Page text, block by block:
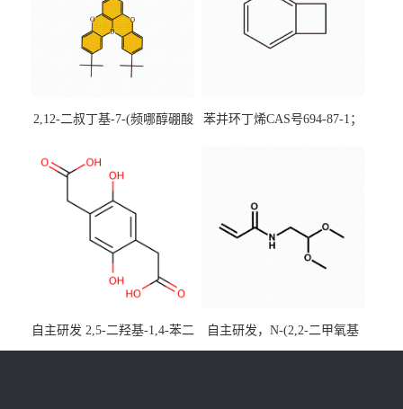
2,12-二叔丁基-7-(频哪醇硼酸
[3,2,1-de]蒽CAS号2648896-
装，实验室现货直发
苯并环丁烯CAS号694-87-1；
自主研发 2,5-二羟基-1,4-苯二
乙酸CAS号5488-16-4；公斤
自主研发，N-(2,2-二甲氧基
乙基)丙烯酰胺CAS号49707-